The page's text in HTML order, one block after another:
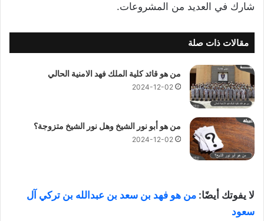
شارك في العديد من المشروعات.
مقالات ذات صلة
من هو قائد كلية الملك فهد الامنية الحالي
2024-12-02
من هو أبو نور الشيخ وهل نور الشيخ متزوجة؟
2024-12-02
لا يفوتك أيضًا: من هو فهد بن سعد بن عبدالله بن تركي آل
سعود